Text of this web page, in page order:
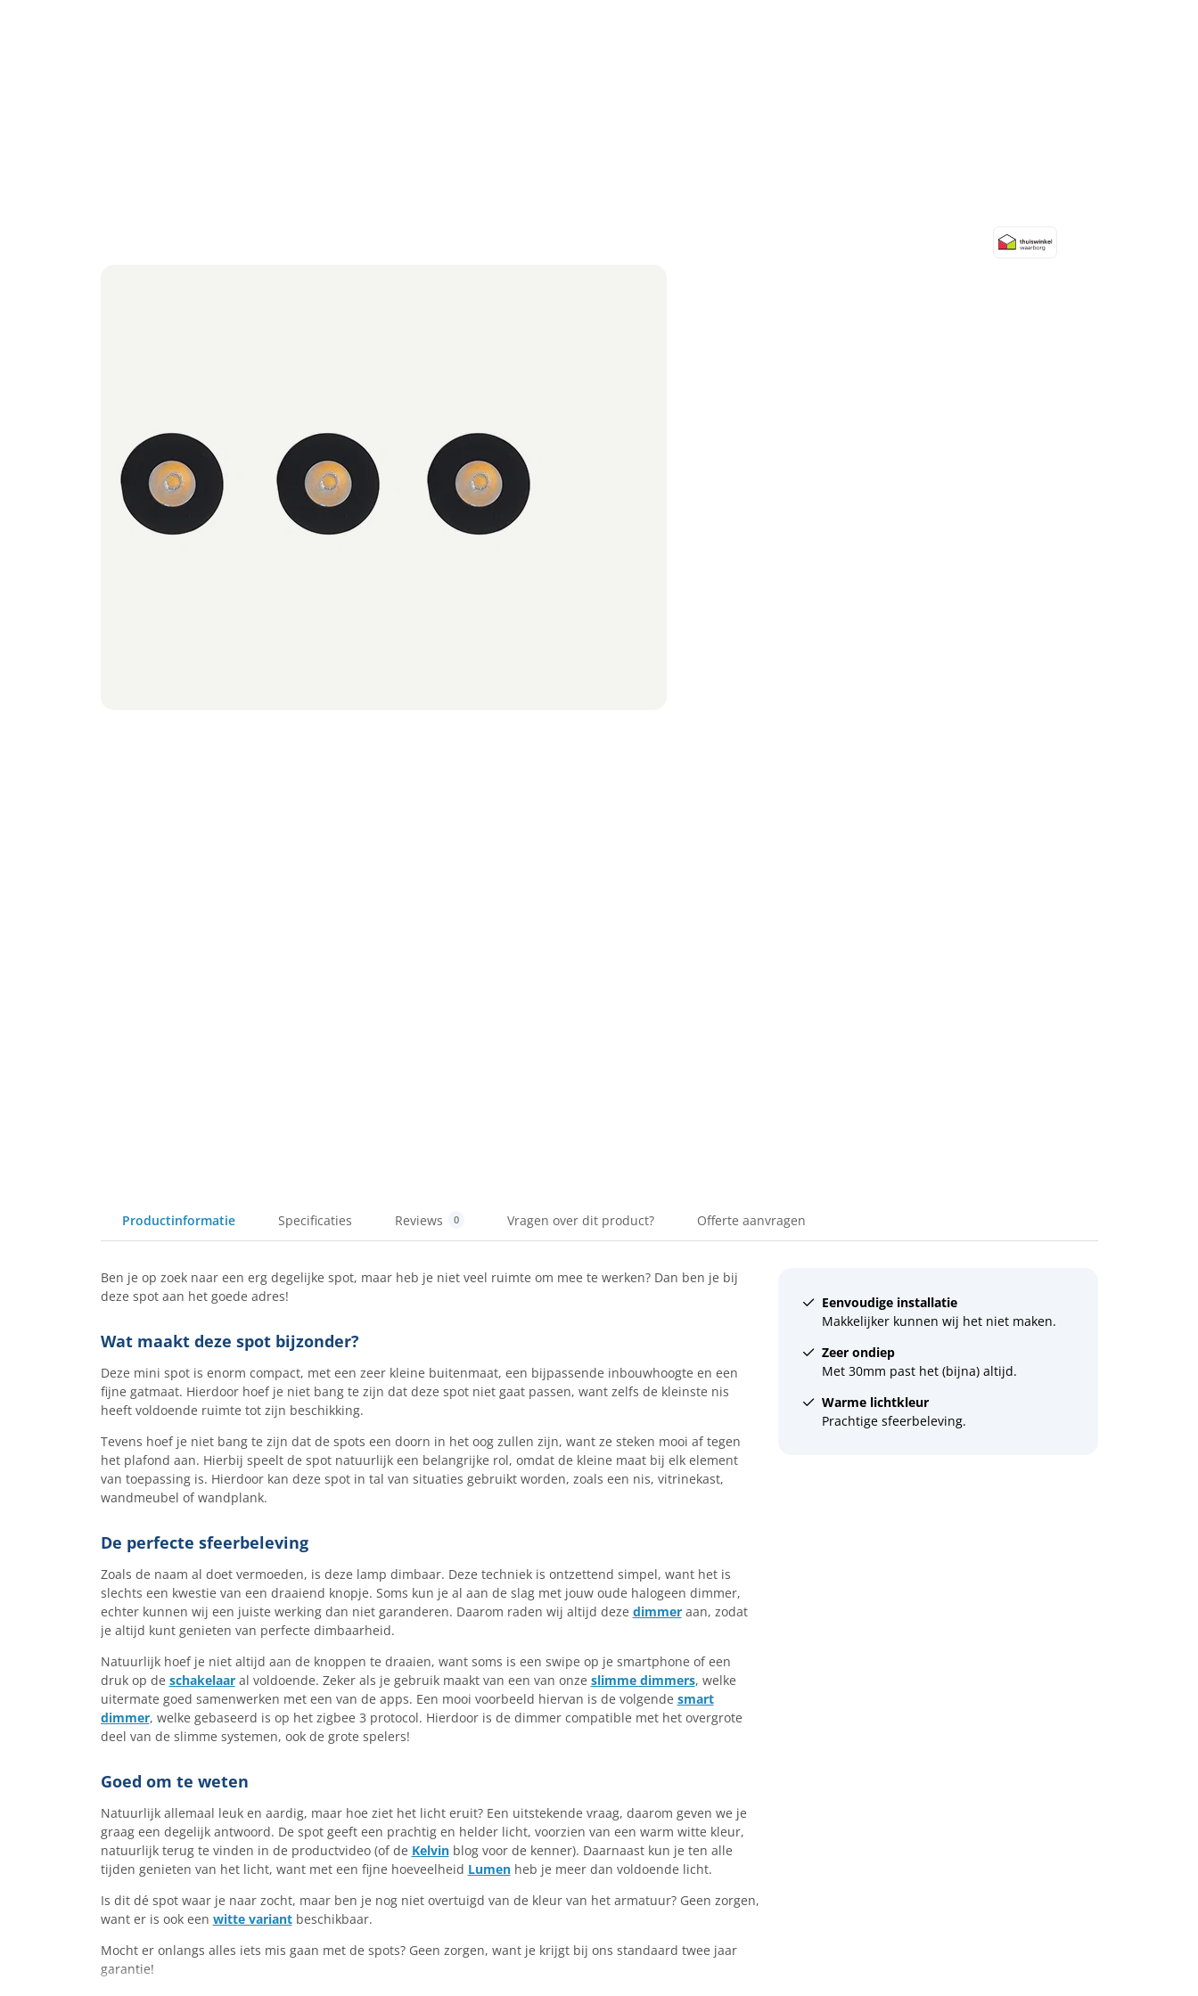
Productinformatie Specificaties Reviews 0 Vragen over dit product? Offerte aanvragen
Ben je op zoek naar een erg degelijke spot, maar heb je niet veel ruimte om mee te werken? Dan ben je bij
deze spot aan het goede adres!
Wat maakt deze spot bijzonder?
Deze mini spot is enorm compact, met een zeer kleine buitenmaat, een bijpassende inbouwhoogte en een
fijne gatmaat. Hierdoor hoef je niet bang te zijn dat deze spot niet gaat passen, want zelfs de kleinste nis
heeft voldoende ruimte tot zijn beschikking.
Tevens hoef je niet bang te zijn dat de spots een doorn in het oog zullen zijn, want ze steken mooi af tegen
het plafond aan. Hierbij speelt de spot natuurlijk een belangrijke rol, omdat de kleine maat bij elk element
van toepassing is. Hierdoor kan deze spot in tal van situaties gebruikt worden, zoals een nis, vitrinekast,
wandmeubel of wandplank.
De perfecte sfeerbeleving
Zoals de naam al doet vermoeden, is deze lamp dimbaar. Deze techniek is ontzettend simpel, want het is
slechts een kwestie van een draaiend knopje. Soms kun je al aan de slag met jouw oude halogeen dimmer,
echter kunnen wij een juiste werking dan niet garanderen. Daarom raden wij altijd deze dimmeraan, zodat
je altijd kunt genieten van perfecte dimbaarheid.
Natuurlijk hoef je niet altijd aan de knoppen te draaien, want soms is een swipe op je smartphone of een
druk op de schakelaaral voldoende. Zeker als je gebruik maakt van een van onze slimme dimmers, welke
uitermate goed samenwerken met een van de apps. Een mooi voorbeeld hiervan is de volgende smart
dimmer, welke gebaseerd is op het zigbee 3 protocol. Hierdoor is de dimmer compatible met het overgrote
deel van de slimme systemen, ook de grote spelers!
Goed om te weten
Natuurlijk allemaal leuk en aardig, maar hoe ziet het licht eruit? Een uitstekende vraag, daarom geven we je
graag een degelijk antwoord. De spot geeft een prachtig en helder licht, voorzien van een warm witte kleur,
natuurlijk terug te vinden in de productvideo (of de Kelvinblog voor de kenner). Daarnaast kun je ten alle
tijden genieten van het licht, want met een fijne hoeveelheid Lumenheb je meer dan voldoende licht.
Is dit dé spot waar je naar zocht, maar ben je nog niet overtuigd van de kleur van het armatuur? Geen zorgen,
want er is ook een witte variantbeschikbaar.
Mocht er onlangs alles iets mis gaan met de spots? Geen zorgen, want je krijgt bij ons standaard twee jaar
garantie!
Eenvoudige installatie
Makkelijker kunnen wij het niet maken.
Zeer ondiep
Met 30mm past het (bijna) altijd.
Warme lichtkleur
Prachtige sfeerbeleving.